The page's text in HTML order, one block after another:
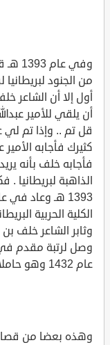
وفي
من الجنود
أول إلا أن الشاعر
أن يلقي للأمير
قل تم .. وإذا تم لي
كثيرك فأجابه الأمير
فأجابه خلف بأنه
الذاهبة لبريطانيا
الكلية الحربية
وثابر الشاعر خلف
عام 1432 وهو حاملا لرتبة فريق .
وهذه بعضا من